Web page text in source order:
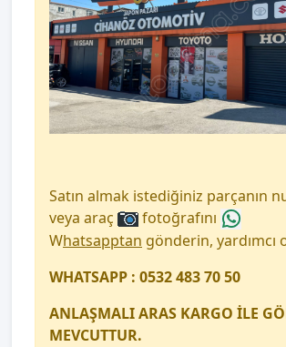
Satın almak istediğiniz parçanın
veya araç
fotoğrafını
Whatsapptan gönderin, yardımcı
WHATSAPP : 0532 483 70 50
ANLAŞMALI ARAS KARGO İLE
MEVCUTTUR.